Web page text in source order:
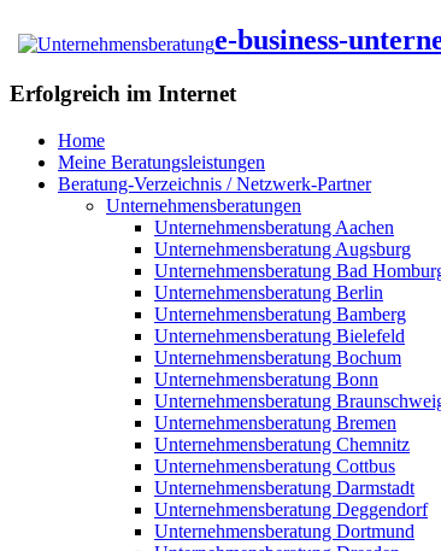
e-business-
Erfolgreich im Internet
Home
Meine Beratungsleistungen
Beratung-Verzeichnis / Netzwerk-Partner
Unternehmensberatungen
Unternehmensberatung Aachen
Unternehmensberatung Augsburg
Unternehmensberatung Bad
Unternehmensberatung Berlin
Unternehmensberatung Bamberg
Unternehmensberatung Bielefeld
Unternehmensberatung Bochum
Unternehmensberatung Bonn
Unternehmensberatung
Unternehmensberatung Bremen
Unternehmensberatung Chemnitz
Unternehmensberatung Cottbus
Unternehmensberatung Darmstadt
Unternehmensberatung Deggendorf
Unternehmensberatung Dortmund